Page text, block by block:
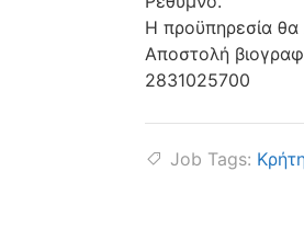
Η προϋπηρεσία
Αποστολή
2831025700
Job Tags: